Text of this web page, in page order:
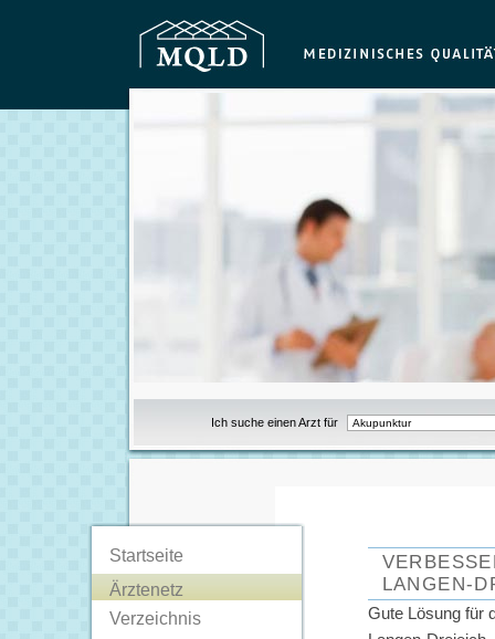
Ich suche einen Arzt für
Startseite
Ärztenetz
Verzeichnis
LANGEN-
Gute Lösung für